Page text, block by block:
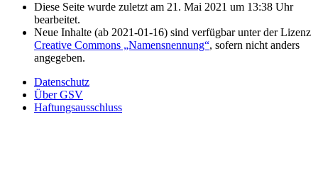
Diese Seite wurde zuletzt am 21. Mai 2021 um 13:38 Uhr
bearbeitet.
Neue Inhalte (ab 2021-01-16) sind verfügbar unter der Lizenz
Creative Commons „Namensnennung“, sofern nicht anders
angegeben.
Datenschutz
Über GSV
Haftungsausschluss